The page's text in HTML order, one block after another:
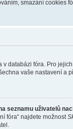
smazání cookies
databázi fóra. Pro
vaše nastavení a
seznamu uživatelů
fóra“ najdete možnost